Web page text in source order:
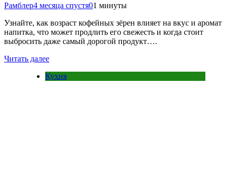
Рамблер4 месяца спустя01 минуты
Узнайте, как возраст кофейных зёрен влияет на вкус и аромат
напитка, что может продлить его свежесть и когда стоит
выбросить даже самый дорогой продукт….
Читать далее
Кухня